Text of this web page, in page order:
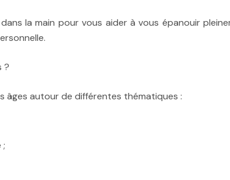
la main pour vous aider à vous épanouir
?
âges autour de différentes thématiques :
;